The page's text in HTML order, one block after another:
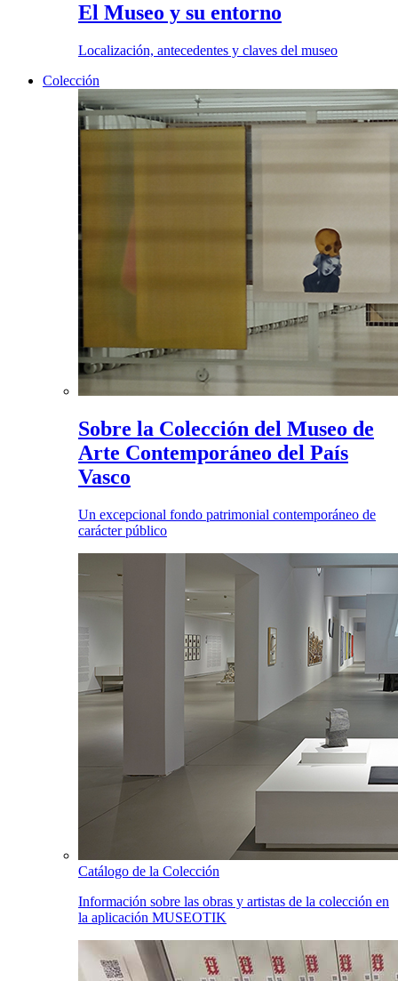
El Museo y su entorno
Localización, antecedentes y claves del museo
Colección
Sobre la Colección del Museo de
Arte Contemporáneo del País
Vasco
Un excepcional fondo patrimonial contemporáneo de
carácter público
Catálogo de la Colección
Información sobre las obras y artistas de la colección en
la aplicación MUSEOTIK